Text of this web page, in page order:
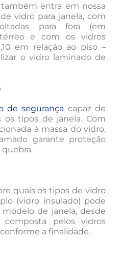
também entra em nossa
vidro para janela, com
para fora (em
e com os vidros
em relação ao piso –
o vidro laminado de
de segurança capaz de
tipos de janela. Com
à massa do vidro,
garante proteção
quebra.
quais os tipos de vidro
(vidro insulado) pode
de janela, desde
pelos vidros
a finalidade.